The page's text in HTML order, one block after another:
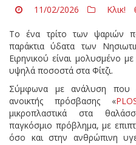
11/02/2026 Κλικ!
Το ένα τρίτο των ψαριών
παράκτια ύδατα των
Ειρηνικού είναι μολυσμένο με
υψηλά ποσοστά στα Φίτζι.
Σύμφωνα με ανάλυση που
ανοικτής πρόσβασης «
μικροπλαστικά στα
παγκόσμιο πρόβλημα, με
όσο και στην ανθρώπινη